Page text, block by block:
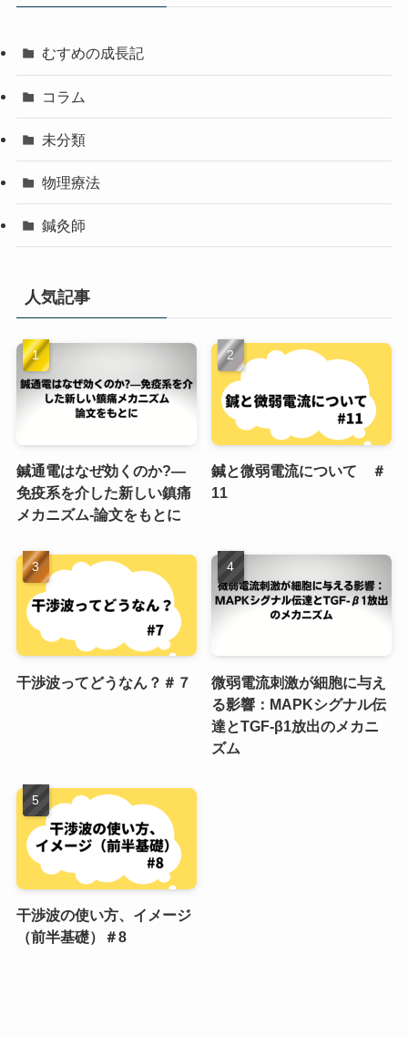
むすめの成長記
コラム
未分類
物理療法
鍼灸師
人気記事
鍼通電はなぜ効くのか?—
免疫系を介した新しい鎮痛
メカニズム-論文をもとに
鍼と微弱電流について ＃
11
干渉波ってどうなん？＃７
微弱電流刺激が細胞に与え
る影響：MAPKシグナル伝
達とTGF-β1放出のメカニ
ズム
干渉波の使い方、イメージ
（前半基礎）＃8